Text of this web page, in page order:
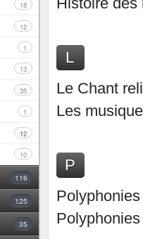
18
12
1
13
35
1
12
10
116
125
35
Histoire des
L
Le Chant
Les
P